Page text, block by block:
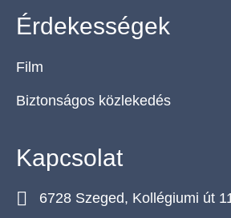
Érdekességek
Film
Biztonságos közlekedés
Kapcsolat
6728 Szeged, Kollégiumi út